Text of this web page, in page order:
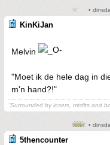
•
KinKiJan
Melvin
"Moet ik de hele dag in
m'n hand?!"
“Surrounded by losers, misfits and
•
5thencounter